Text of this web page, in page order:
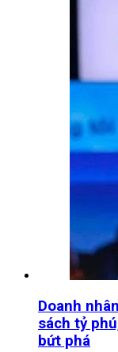
Doanh
sách tỷ
bứt phá